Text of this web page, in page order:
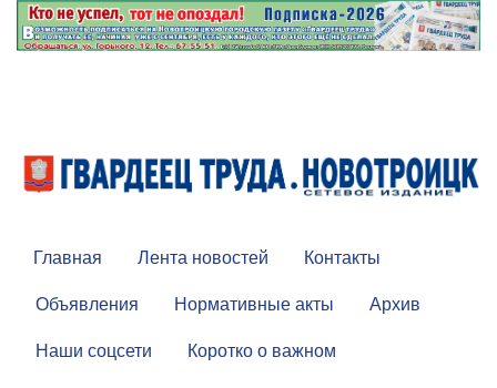
Главная Лента новостей
Контакты
Объявления
Нормативные акты
Архив
Наши соцсети
Коротко о важном